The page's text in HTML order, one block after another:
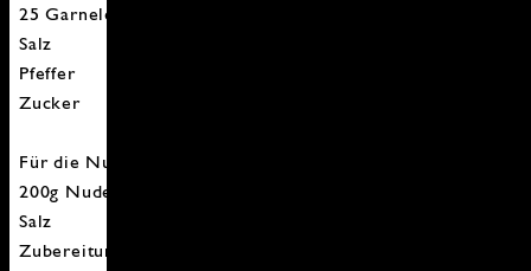
25 Garnelen
Salz
Pfeffer
Zucker
Für die Nudeln:
200g Nudeln nach Wahl
Salz
Zubereitung: